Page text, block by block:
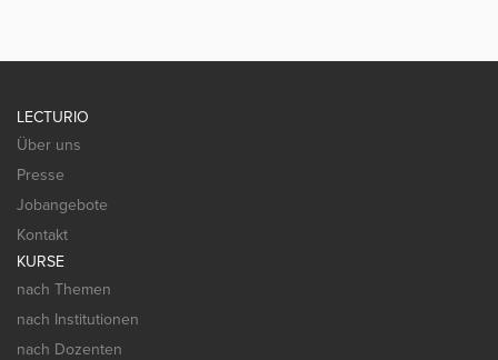
LECTURIO
Über uns
Presse
Jobangebote
Kontakt
KURSE
nach Themen
nach Institutionen
nach Dozenten